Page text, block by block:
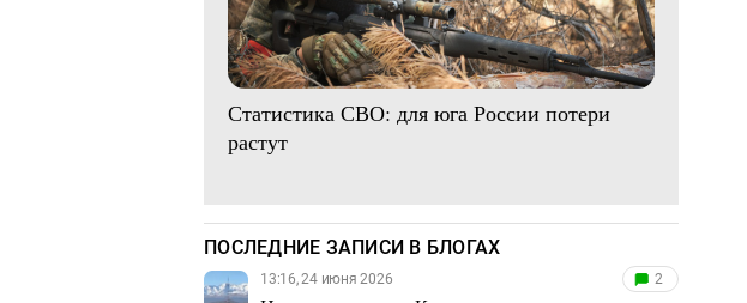
Статистика СВО: для юга России потери
растут
ПОСЛЕДНИЕ ЗАПИСИ В БЛОГАХ
13:16, 24 июня 2026 2